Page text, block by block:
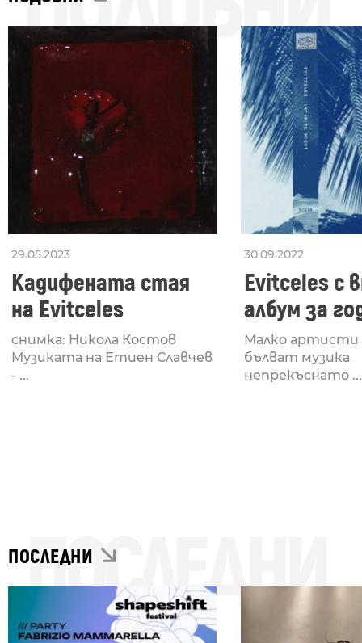
29.05.2023
Кадифената стая
на Evitceles
снимка: Никола Костов
Музиката на Етиен Славчев
- ...
30.09.2022
Evitceles с
албум за
Infinite
Малко артисти
бълват музика
непрекъснато ...
ПОСЛЕДНИ
ПОСЛЕДНИ